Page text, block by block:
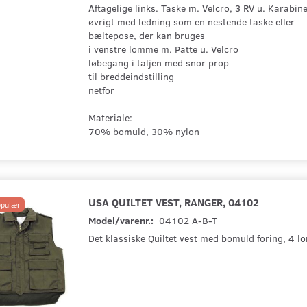
Aftagelige links. Taske m. Velcro, 3 RV u.
øvrigt med ledning som en nestende taske eller
bæltepose, der kan bruges
i venstre lomme m. Patte u. Velcro
løbegang i taljen med snor prop
til breddeindstilling
netfor
Materiale:
70% bomuld, 30% nylon
USA QUILTET VEST, RANGER, 04102
Model/varenr.: 04102 A-B-T
Det klassiske Quiltet vest med bomuld foring, 4